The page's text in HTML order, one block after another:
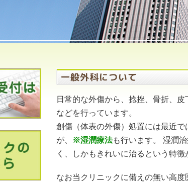
一般外科について
日常的な外傷から、捻挫、骨折、
などを行っています。
創傷（体表の外傷）処置には最近
が、
※湿潤療法も行います。 湿潤
く、しかもきれいに治るという特徴
なお当クリニックに備えの無い高